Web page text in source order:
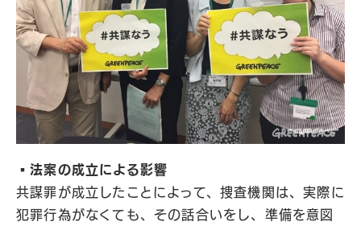
▪️法案の成立による影響
共謀罪が成立したことによって、捜査機関は、実際に
犯罪行為がなくても、その話合いをし、準備を意図